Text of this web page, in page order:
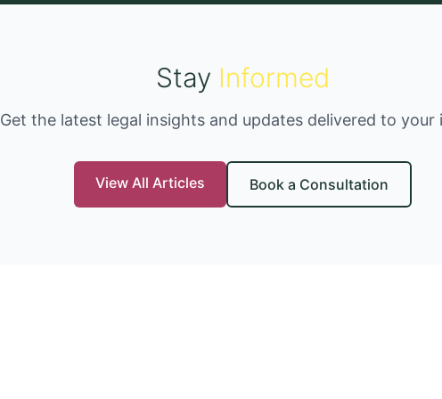
Stay Informed
Get the latest legal insights and updates delivered to your
View All Articles Book a Consultation